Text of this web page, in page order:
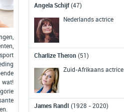
wat!
Angela Schijf(47)
Nederlands actrice
Charlize Theron (51)
Zuid-Afrikaans actrice
James RandI (1928 - 2020)